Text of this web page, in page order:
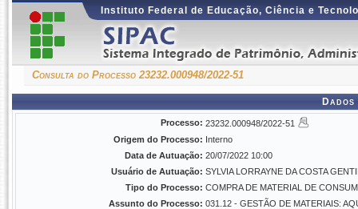
Instituto Federal de Educação, Ciência e
Consulta do Processo 23232.000948/2022-51
Processo: 23232.000948/2022-51
Origem do Processo: Interno
Data de Autuação: 20/07/2022 10:00
Usuário de Autuação: SYLVIA LORRAYNE DA COSTA
Tipo do Processo: COMPRA DE MATERIAL DE
Assunto do Processo: 031.12 - GESTÃO DE MATERIAIS: